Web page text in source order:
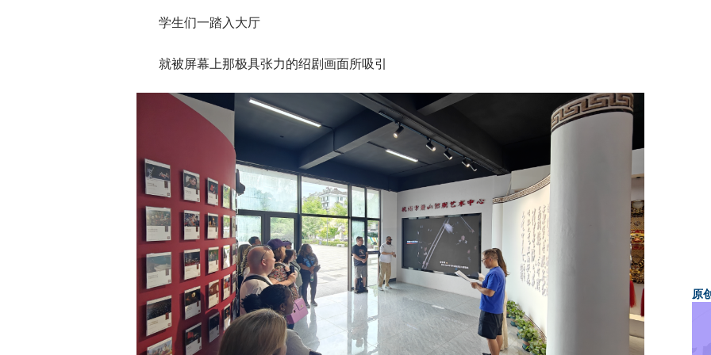
学生们一踏入大厅
就被屏幕上那极具张力的绍剧画面所吸引
原